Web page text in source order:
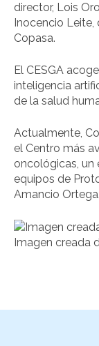
director, Lois
Inocencio Leite,
Copasa.
El CESGA
inteligencia
de la salud
Actualmente,
el Centro más
oncológicas, un
equipos de
Amancio Ortega.
Imagen creada